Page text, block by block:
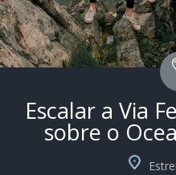
Escalar a Via
sobre o